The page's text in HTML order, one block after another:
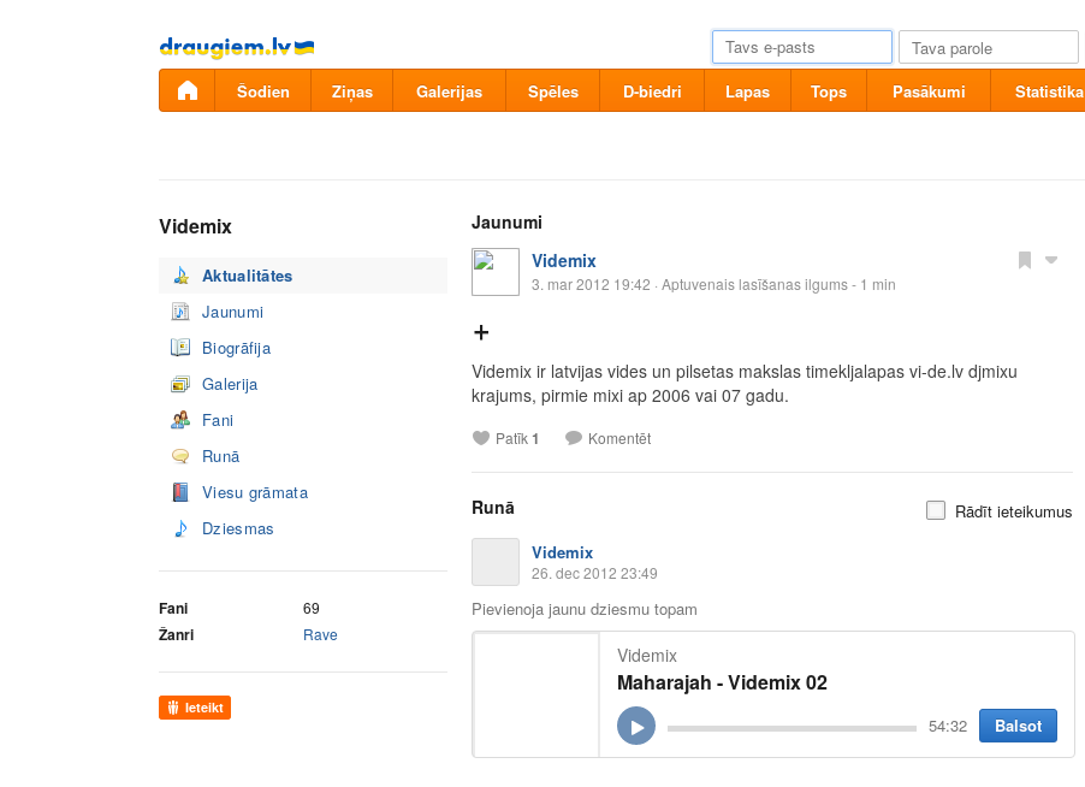
Pāriet
uz
saturu
Šodien Ziņas Galerijas Spēles D-biedri Lapas Tops Pasākumi Statistika
Videmix
Aktualitātes
Jaunumi
Biogrāfija
Galerija
Fani
Runā
Viesu grāmata
Dziesmas
Fani 69
Žanri Rave
Ieteikt
Jaunumi
Videmix
3. mar 2012 19:42 · Aptuvenais lasīšanas ilgums - 1 min
+
Videmix ir latvijas vides un pilsetas makslas timekljalapas vi-de.lv djmixu
krajums, pirmie mixi ap 2006 vai 07 gadu.
Patīk1 Komentēt
Runā
Rādīt ieteikumus
Videmix
26. dec 2012 23:49
Pievienoja jaunu dziesmu topam
Videmix
Maharajah - Videmix 02
54:32 Balsot